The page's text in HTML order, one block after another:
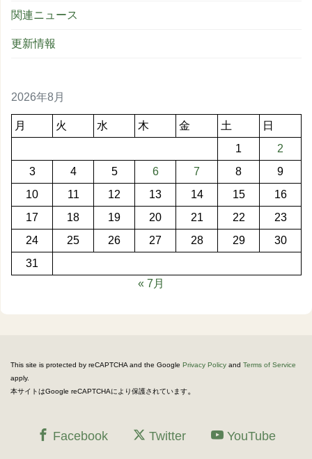
関連ニュース
更新情報
2026年8月
月 火 水 木 金 土
日
1
2
3
4 5 6 7 8
9
10
11 12 13 14 15
16
17
18 19 20 21 22
23
24
25 26 27 28 29
30
31
« 7月
This site is protected by reCAPTCHA and the Google Privacy Policy and Terms of Service
apply.
本サイトはGoogle reCAPTCHAにより保護されています。
Facebook Twitter YouTube